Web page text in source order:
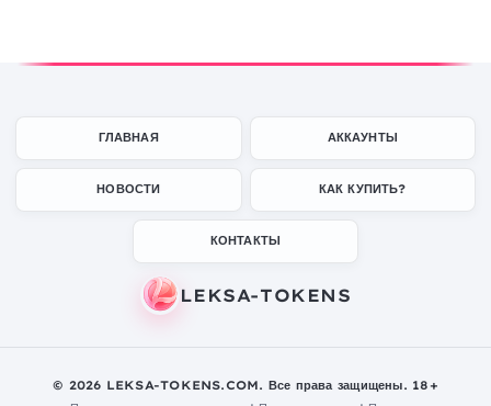
ГЛАВНАЯ АККАУНТЫ
НОВОСТИ КАК КУПИТЬ?
КОНТАКТЫ
© 2026 LEKSA-TOKENS.COM. Все права защищены. 18+